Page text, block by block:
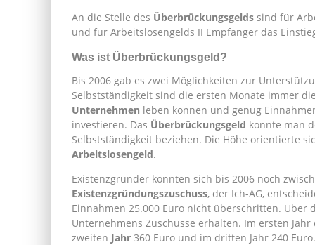
An die Stelle des Überbrückungsgelds sind für
und für Arbeitslosengelds II Empfänger das
Was ist Überbrückungsgeld?
Bis 2006 gab es zwei Möglichkeiten zur
Selbstständigkeit sind die ersten Monate immer
Unternehmen leben können und genug
investieren. Das Überbrückungsgeld konnte man
Selbstständigkeit beziehen. Die Höhe orientierte
Arbeitslosengeld.
Existenzgründer konnten sich bis 2006 noch
Existenzgründungszuschuss, der Ich-AG,
Einnahmen 25.000 Euro nicht überschritten. Über
Unternehmens Zuschüsse erhalten. Im ersten
zweiten Jahr 360 Euro und im dritten Jahr 240 Euro.